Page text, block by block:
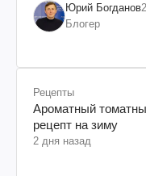
Юрий Богданов
Блогер
Рецепты
Ароматный
рецепт на зиму
2 дня назад